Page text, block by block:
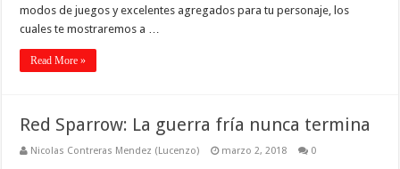
modos de juegos y excelentes agregados para tu personaje, los
cuales te mostraremos a …
Read More »
Red Sparrow: La guerra fría nunca termina
Nicolas Contreras Mendez (Lucenzo) marzo 2, 2018 0